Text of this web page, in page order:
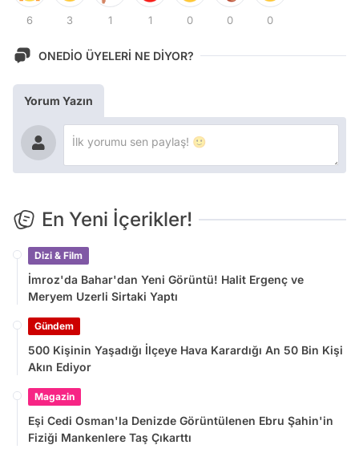
6 3 1 1 0 0 0
ONEDİO ÜYELERİ NE DİYOR?
Yorum Yazın
En Yeni İçerikler!
Dizi & Film
İmroz'da Bahar'dan Yeni Görüntü! Halit Ergenç ve
Meryem Uzerli Sirtaki Yaptı
Gündem
500 Kişinin Yaşadığı İlçeye Hava Karardığı An 50 Bin Kişi
Akın Ediyor
Magazin
Eşi Cedi Osman'la Denizde Görüntülenen Ebru Şahin'in
Fiziği Mankenlere Taş Çıkarttı